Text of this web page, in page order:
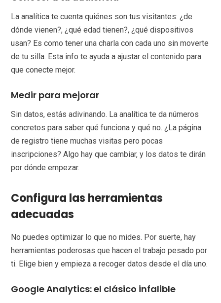
La analítica te cuenta quiénes son tus visitantes: ¿de
dónde vienen?, ¿qué edad tienen?, ¿qué dispositivos
usan? Es como tener una charla con cada uno sin moverte
de tu silla. Esta info te ayuda a ajustar el contenido para
que conecte mejor.
Medir para mejorar
Sin datos, estás adivinando. La analítica te da números
concretos para saber qué funciona y qué no. ¿La página
de registro tiene muchas visitas pero pocas
inscripciones? Algo hay que cambiar, y los datos te dirán
por dónde empezar.
Configura las herramientas
adecuadas
No puedes optimizar lo que no mides. Por suerte, hay
herramientas poderosas que hacen el trabajo pesado por
ti. Elige bien y empieza a recoger datos desde el día uno.
Google Analytics: el clásico infalible